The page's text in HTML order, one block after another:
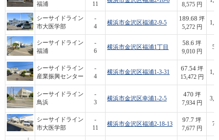
福浦
11
8,575 円
シーサイドライン
市大医学部
-
4
横浜市金沢区福浦2-9-5
189.68 坪
5,272 円
シーサイドライン
福浦
-
6
横浜市金沢区福浦1丁目
58.6 坪
9,010 円
シーサイドライン
産業振興センター
-
4
横浜市金沢区福浦1-3-31
67.54坪
15,472 円
シーサイドライン
鳥浜
-
3
横浜市金沢区幸浦1-2-5
470 坪
7,934 円
シーサイドライン
市大医学部
-
11
横浜市金沢区福浦2-18-13
97.7 坪
7,677 円